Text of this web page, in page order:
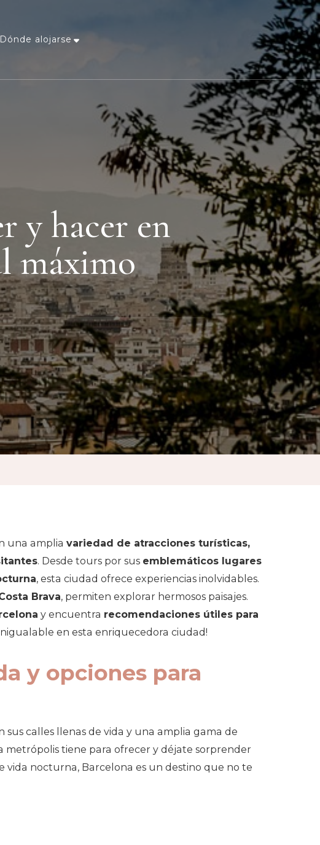
Dónde alojarse
y hacer en
máximo
una amplia variedad de atracciones turísticas,
. Desde tours por sus emblemáticos lugares
, esta ciudad ofrece experiencias inolvidables.
Brava, permiten explorar hermosos paisajes.
y encuentra recomendaciones útiles para
en esta enriquecedora ciudad!
y opciones para
sus calles llenas de vida y una amplia gama de
metrópolis tiene para ofrecer y déjate sorprender
vida nocturna, Barcelona es un destino que no te